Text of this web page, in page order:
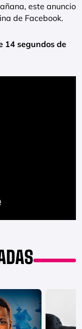
este anuncio
de Facebook.
14 segundos de